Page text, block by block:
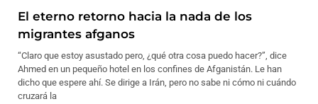
El eterno retorno hacia la nada de los
migrantes afganos
“Claro que estoy asustado pero, ¿qué otra cosa puedo hacer?”, dice
Ahmed en un pequeño hotel en los confines de Afganistán. Le han
dicho que espere ahí. Se dirige a Irán, pero no sabe ni cómo ni cuándo
cruzará la